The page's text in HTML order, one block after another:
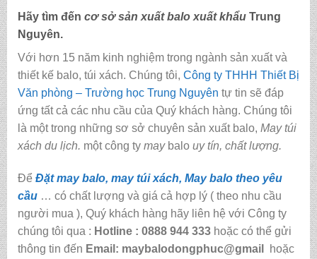
Hãy tìm đến cơ sở sản xuất balo xuất khẩu Trung
Nguyên.
Với hơn 15 năm kinh nghiệm trong ngành sản xuất và
thiết kế balo, túi xách. Chúng tôi, Công ty THHH Thiết Bị
Văn phòng – Trường học Trung Nguyên tự tin sẽ đáp
ứng tất cả các nhu cầu của Quý khách hàng. Chúng tôi
là một trong những sơ sở chuyên sản xuất balo, May túi
xách du lịch. một công tymaybalo uy tín, chất lượng.
Để Đặt may balo, may túi xách, May balo theo yêu
cầu… có chất lượng và giá cả hợp lý ( theo nhu cầu
người mua ), Quý khách hàng hãy liên hệ với Công ty
chúng tôi qua : Hotline : 0888 944 333hoặc có thể gửi
thông tin đến Email: maybalodongphuc@gmail
hoặc